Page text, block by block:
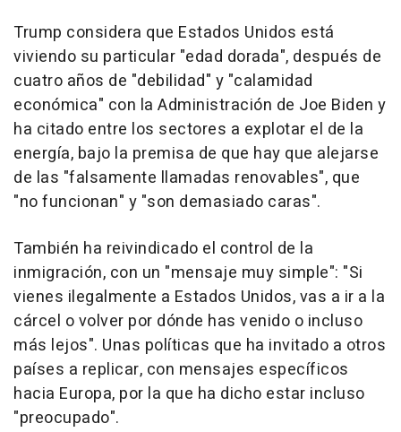
Trump considera que Estados Unidos está
viviendo su particular "edad dorada", después de
cuatro años de "debilidad" y "calamidad
económica" con la Administración de Joe Biden y
ha citado entre los sectores a explotar el de la
energía, bajo la premisa de que hay que alejarse
de las "falsamente llamadas renovables", que
"no funcionan" y "son demasiado caras".
También ha reivindicado el control de la
inmigración, con un "mensaje muy simple": "Si
vienes ilegalmente a Estados Unidos, vas a ir a la
cárcel o volver por dónde has venido o incluso
más lejos". Unas políticas que ha invitado a otros
países a replicar, con mensajes específicos
hacia Europa, por la que ha dicho estar incluso
"preocupado".